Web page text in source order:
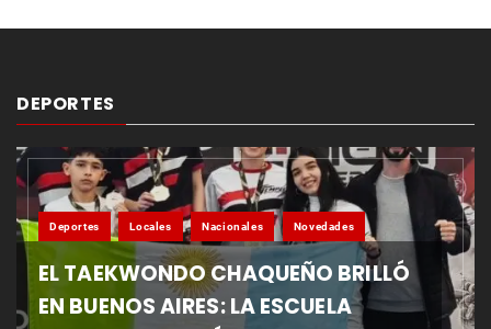
DEPORTES
Deportes Locales Nacionales Novedades
EL TAEKWONDO CHAQUEÑO BRILLÓ
EN BUENOS AIRES: LA ESCUELA